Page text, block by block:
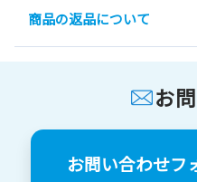
商品の返品について
お
お問い合わせフ